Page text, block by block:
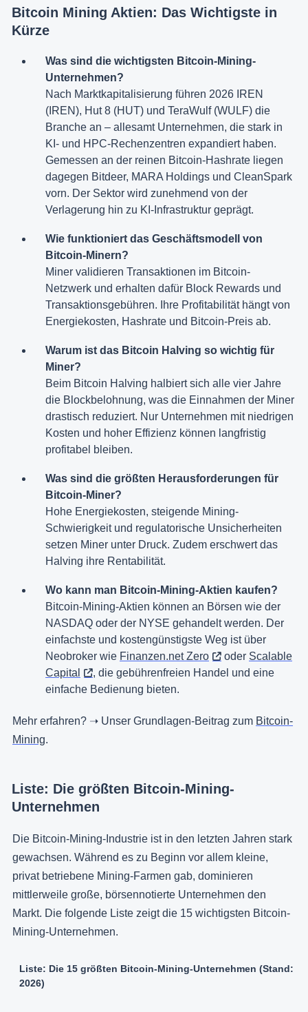
Bitcoin Mining Aktien: Das Wichtigste in
Kürze
Was sind die wichtigsten Bitcoin-Mining-
Unternehmen?
Nach Marktkapitalisierung führen 2026 IREN
(IREN), Hut 8 (HUT) und TeraWulf (WULF) die
Branche an – allesamt Unternehmen, die stark in
KI- und HPC-Rechenzentren expandiert haben.
Gemessen an der reinen Bitcoin-Hashrate liegen
dagegen Bitdeer, MARA Holdings und CleanSpark
vorn. Der Sektor wird zunehmend von der
Verlagerung hin zu KI-Infrastruktur geprägt.
Wie funktioniert das Geschäftsmodell von
Bitcoin-Minern?
Miner validieren Transaktionen im Bitcoin-
Netzwerk und erhalten dafür Block Rewards und
Transaktionsgebühren. Ihre Profitabilität hängt von
Energiekosten, Hashrate und Bitcoin-Preis ab.
Warum ist das Bitcoin Halving so wichtig für
Miner?
Beim Bitcoin Halving halbiert sich alle vier Jahre
die Blockbelohnung, was die Einnahmen der Miner
drastisch reduziert. Nur Unternehmen mit niedrigen
Kosten und hoher Effizienz können langfristig
profitabel bleiben.
Was sind die größten Herausforderungen für
Bitcoin-Miner?
Hohe Energiekosten, steigende Mining-
Schwierigkeit und regulatorische Unsicherheiten
setzen Miner unter Druck. Zudem erschwert das
Halving ihre Rentabilität.
Wo kann man Bitcoin-Mining-Aktien kaufen?
Bitcoin-Mining-Aktien können an Börsen wie der
NASDAQ oder der NYSE gehandelt werden. Der
einfachste und kostengünstigste Weg ist über
Neobroker wie Finanzen.net Zero oder Scalable
Capital
, die gebührenfreien Handel und eine
einfache Bedienung bieten.
Mehr erfahren? ➝ Unser Grundlagen-Beitrag zum Bitcoin-
Mining.
Liste: Die größten Bitcoin-Mining-
Unternehmen
Die Bitcoin-Mining-Industrie ist in den letzten Jahren stark
gewachsen. Während es zu Beginn vor allem kleine,
privat betriebene Mining-Farmen gab, dominieren
mittlerweile große, börsennotierte Unternehmen den
Markt. Die folgende Liste zeigt die 15 wichtigsten Bitcoin-
Mining-Unternehmen.
Liste: Die 15 größten Bitcoin-Mining-Unternehmen (Stand: 8.
2026)